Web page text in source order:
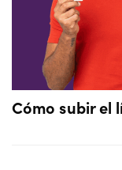
Cómo subir el